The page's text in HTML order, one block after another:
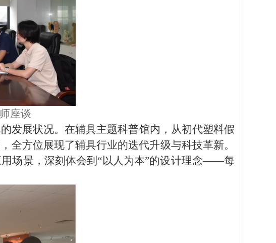
座谈
发展状况。在辅具主题科普馆内，从初代塑料假
全方位展现了辅具行业的迭代升级与科技革新。
场景，深刻体会到 “以人为本”的设计理念——每